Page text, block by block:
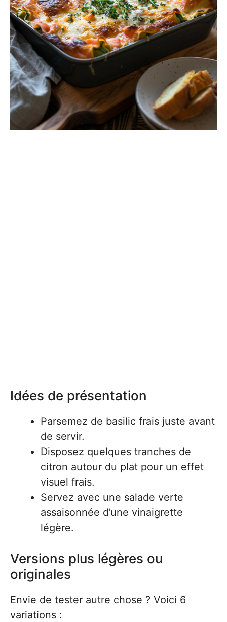
Idées de présentation
Parsemez de basilic frais juste avant
de servir.
Disposez quelques tranches de
citron autour du plat pour un effet
visuel frais.
Servez avec une salade verte
assaisonnée d’une vinaigrette
légère.
Versions plus légères ou
originales
Envie de tester autre chose ? Voici 6
variations :